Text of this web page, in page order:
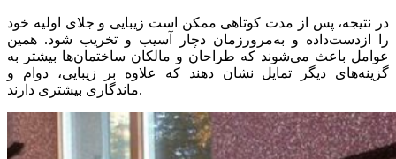
در نتیجه، پس از مدت کوتاهی ممکن است زیبایی و جلای اولیه خود
را ازدست‌داده و به‌مرورزمان دچار آسیب و تخریب شود. همین
عوامل باعث می‌شوند که طراحان و مالکان ساختمان‌ها بیشتر به
گزینه‌های دیگر تمایل نشان دهند که علاوه بر زیبایی، دوام و
ماندگاری بیشتری دارند.